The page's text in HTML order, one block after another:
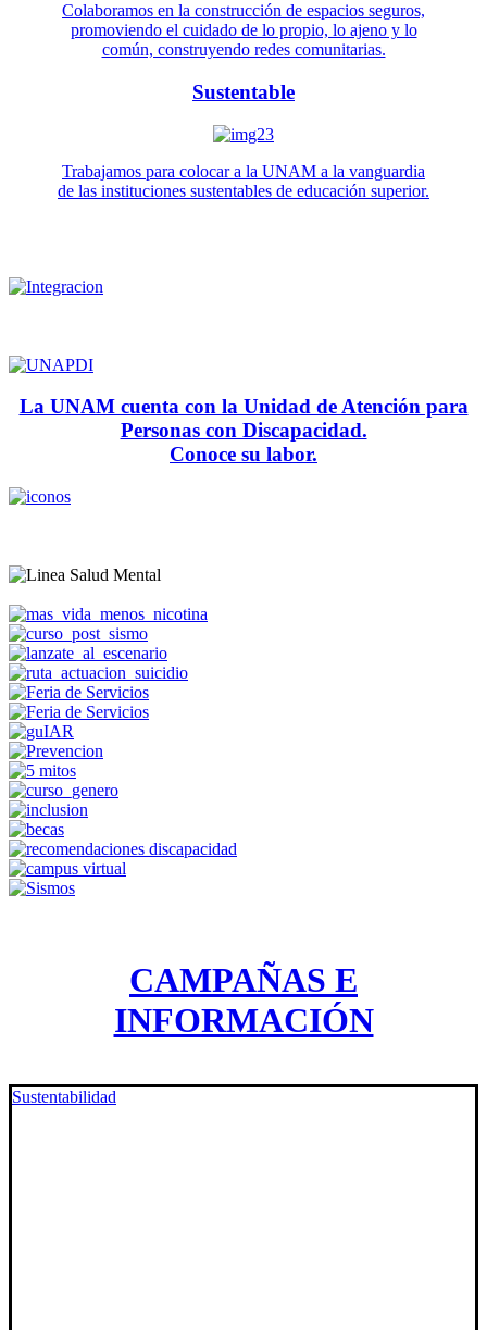
Colaboramos en la construcción de espacios seguros,
promoviendo el cuidado de lo propio, lo ajeno y lo
común, construyendo redes comunitarias.
Sustentable
Trabajamos para colocar a la UNAM a la vanguardia
de las instituciones sustentables de educación superior.
La UNAM cuenta con la Unidad de Atención para
Personas con Discapacidad.
Conoce su labor.
CAMPAÑAS E
INFORMACIÓN
Sustentabilidad